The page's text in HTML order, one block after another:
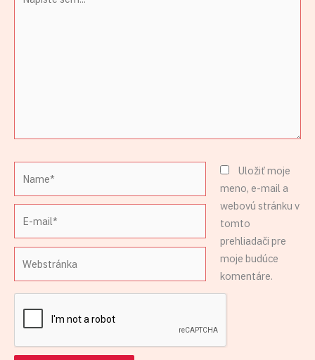
sem...
Uložiť moje
meno, e-mail a
webovú stránku v
tomto
prehliadači pre
moje budúce
komentáre.